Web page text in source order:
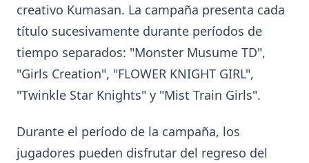
creativo Kumasan. La campaña presenta cada
título sucesivamente durante períodos de
tiempo separados: "Monster Musume TD",
"Girls Creation", "FLOWER KNIGHT GIRL",
"Twinkle Star Knights" y "Mist Train Girls".
Durante el período de la campaña, los
jugadores pueden disfrutar del regreso del